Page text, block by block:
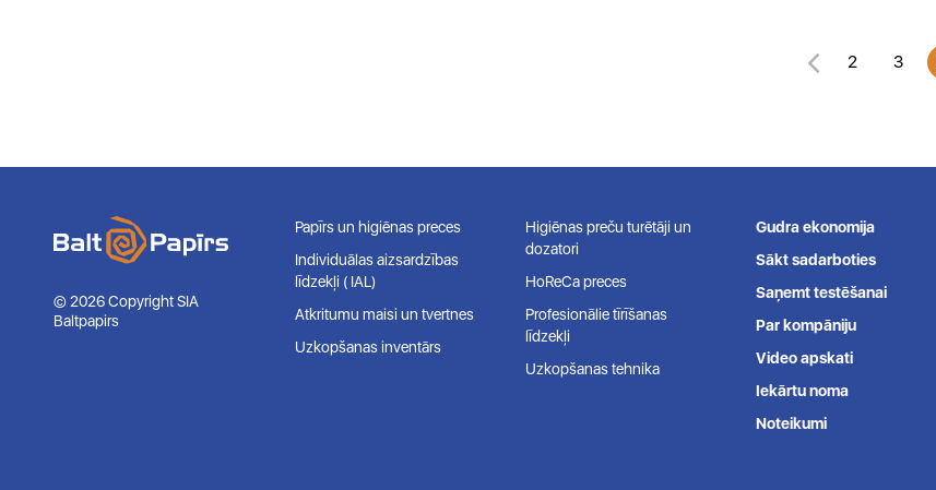
2 3
© 2026 Copyright SIA
Baltpapirs
Papīrs un higiēnas preces
Individuālas aizsardzības
līdzekļi ( IAL)
Atkritumu maisi un tvertnes
Uzkopšanas inventārs
Higiēnas preču turētāji un
dozatori
HoReCa preces
Profesionālie tīrīšanas
līdzekļi
Uzkopšanas tehnika
Gudra ekonomija
Sākt sadarboties
Saņemt testēšanai
Par kompāniju
Video apskati
Iekārtu noma
Noteikumi